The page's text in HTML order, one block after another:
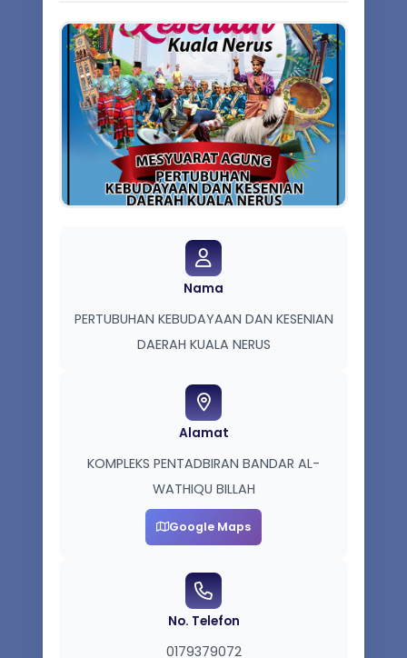
Nama
PERTUBUHAN KEBUDAYAAN DAN KESENIAN
DAERAH KUALA NERUS
Alamat
KOMPLEKS PENTADBIRAN BANDAR AL-
WATHIQU BILLAH
Google Maps
No. Telefon
0179379072